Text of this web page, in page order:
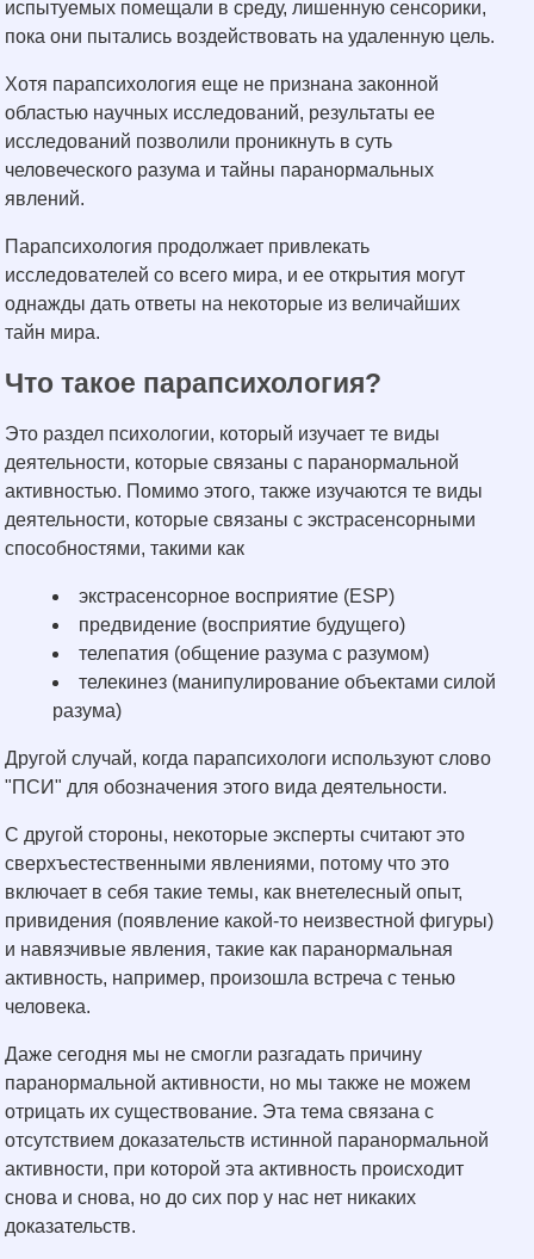
испытуемых помещали в среду, лишенную сенсорики,
пока они пытались воздействовать на удаленную цель.
Хотя парапсихология еще не признана законной
областью научных исследований, результаты ее
исследований позволили проникнуть в суть
человеческого разума и тайны паранормальных
явлений.
Парапсихология продолжает привлекать
исследователей со всего мира, и ее открытия могут
однажды дать ответы на некоторые из величайших
тайн мира.
Что такое парапсихология?
Это раздел психологии, который изучает те виды
деятельности, которые связаны с паранормальной
активностью. Помимо этого, также изучаются те виды
деятельности, которые связаны с экстрасенсорными
способностями, такими как
экстрасенсорное восприятие (ESP)
предвидение (восприятие будущего)
телепатия (общение разума с разумом)
телекинез (манипулирование объектами силой
разума)
Другой случай, когда парапсихологи используют слово
"ПСИ" для обозначения этого вида деятельности.
С другой стороны, некоторые эксперты считают это
сверхъестественными явлениями, потому что это
включает в себя такие темы, как внетелесный опыт,
привидения (появление какой-то неизвестной фигуры)
и навязчивые явления, такие как паранормальная
активность, например, произошла встреча с тенью
человека.
Даже сегодня мы не смогли разгадать причину
паранормальной активности, но мы также не можем
отрицать их существование. Эта тема связана с
отсутствием доказательств истинной паранормальной
активности, при которой эта активность происходит
снова и снова, но до сих пор у нас нет никаких
доказательств.